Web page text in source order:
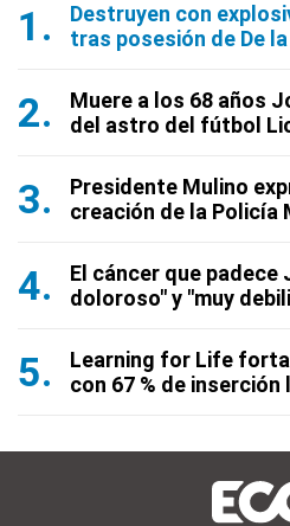
Destruyen con
tras posesión de De
Muere a los 68 años
del astro del fútbol
Presidente Mulino
creación de la Policía
El cáncer que padece
doloroso" y "muy
Learning for Life
con 67 % de inserción